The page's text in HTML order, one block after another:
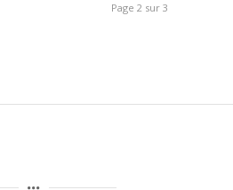
Page 2 sur 3